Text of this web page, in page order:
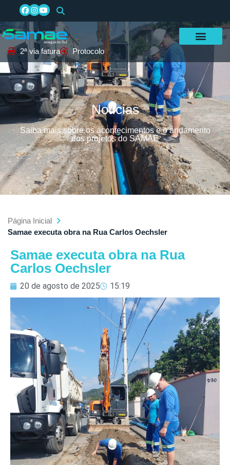
2ª via fatura Protocolo
Notícias
Saiba mais sobre os acontecimentos e o andamento
dos projetos do SAMAE
Página Inicial
Samae executa obra na Rua Carlos Oechsler
Samae executa obra na Rua
Carlos Oechsler
20 de agosto de 2025 15:19